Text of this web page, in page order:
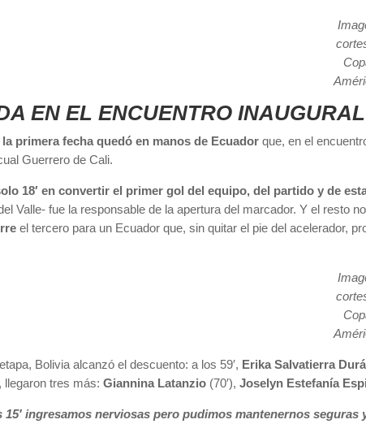
EN EL ENCUENTRO INAUGURAL
la primera fecha quedó en manos de Ecuador que, en el
Guerrero de Cali.
18′ en convertir el primer gol del equipo, del partido y de
Valle- fue la responsable de la apertura del marcador. Y el resto
el tercero para un Ecuador que, sin quitar el pie del acelerador,
Améri
Bolivia alcanzó el descuento: a los 59′, Erika Salvatierra
llegaron tres más:Giannina Latanzio (70′),Joselyn Estefanía
15′ ingresamos nerviosas pero pudimos mantenernos